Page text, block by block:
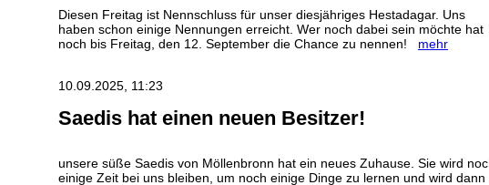
Diesen Freitag ist Nennschluss für unser diesjähriges Hestadagar. Uns
haben schon einige Nennungen erreicht. Wer noch dabei sein möchte hat
noch bis Freitag, den 12. September die Chance zu nennen! mehr
10.09.2025, 11:23
Saedis hat einen neuen Besitzer!
unsere süße Saedis von Möllenbronn hat ein neues Zuhause. Sie wird
einige Zeit bei uns bleiben, um noch einige Dinge zu lernen und wird dann